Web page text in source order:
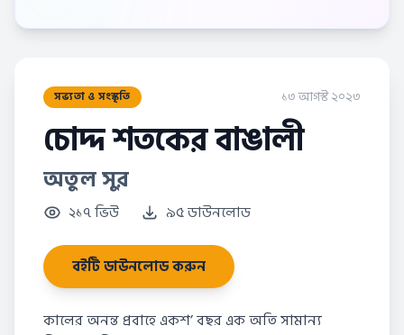
সভ্যতা ও সংস্কৃতি ১৩ আগস্ট ২০২৩
চোদ্দ শতকের বাঙালী
অতুল সুর
২১৭ ভিউ ৯৫ ডাউনলোড
বইটি ডাউনলোড করুন
কালের অনন্ত প্রবাহে একশ’ বছর এক অতি সামান্য